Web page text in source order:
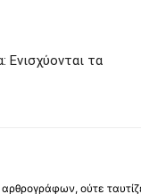
Ενισχύονται τα
ούτε